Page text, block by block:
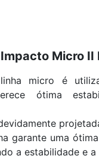
Micro II
micro é
ótima
garante uma
a estabilidade e